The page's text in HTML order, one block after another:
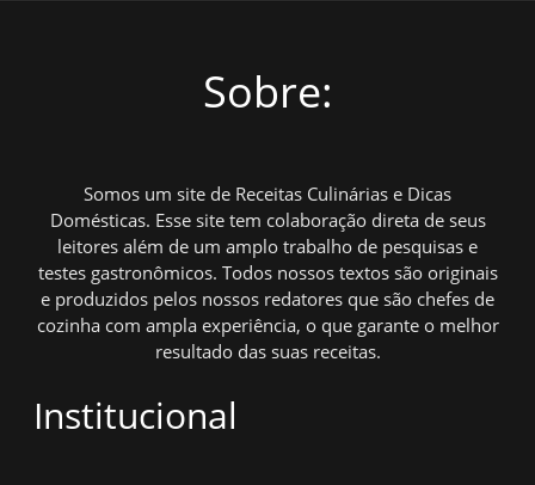
Sobre:
Somos um site de Receitas Culinárias e Dicas
Domésticas. Esse site tem colaboração direta de seus
leitores além de um amplo trabalho de pesquisas e
testes gastronômicos. Todos nossos textos são originais
e produzidos pelos nossos redatores que são chefes de
cozinha com ampla experiência, o que garante o melhor
resultado das suas receitas.
Institucional